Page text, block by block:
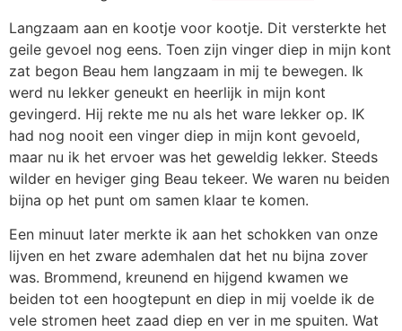
Langzaam aan en kootje voor kootje. Dit versterkte het
geile gevoel nog eens. Toen zijn vinger diep in mijn kont
zat begon Beau hem langzaam in mij te bewegen. Ik
werd nu lekker geneukt en heerlijk in mijn kont
gevingerd. Hij rekte me nu als het ware lekker op. IK
had nog nooit een vinger diep in mijn kont gevoeld,
maar nu ik het ervoer was het geweldig lekker. Steeds
wilder en heviger ging Beau tekeer. We waren nu beiden
bijna op het punt om samen klaar te komen.
Een minuut later merkte ik aan het schokken van onze
lijven en het zware ademhalen dat het nu bijna zover
was. Brommend, kreunend en hijgend kwamen we
beiden tot een hoogtepunt en diep in mij voelde ik de
vele stromen heet zaad diep en ver in me spuiten. Wat